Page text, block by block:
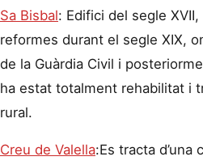
Sa Bisbal: Edifici del segle
reformes durant el segle XIX,
de la Guàrdia Civil i
ha estat totalment rehabilitat i
rural.
Creu de Valella:Es tracta d’una